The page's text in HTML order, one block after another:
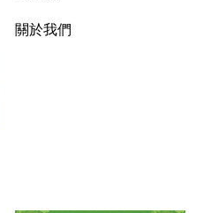
關於我們